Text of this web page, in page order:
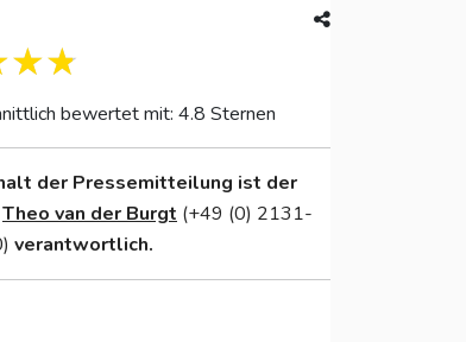
bewertet mit: 4.8 Sternen
der Pressemitteilung ist der
Theo van der Burgt (+49 (0) 2131-
verantwortlich.